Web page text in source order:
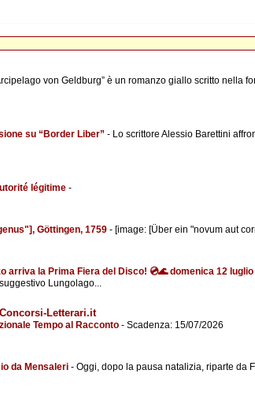
von Geldburg” è un romanzo giallo scritto nella
su “Border Liber” - Lo scrittore Alessio Barettini
légitime -
Göttingen, 1759 - [image: [Über ein "novum aut
arriva la Prima Fiera del Disco! 💿🌊 domenica 12 luglio
Lungolago...
Letterari.it
Tempo al Racconto - Scadenza: 15/07/2026
da Mensaleri - Oggi, dopo la pausa natalizia, riparte da